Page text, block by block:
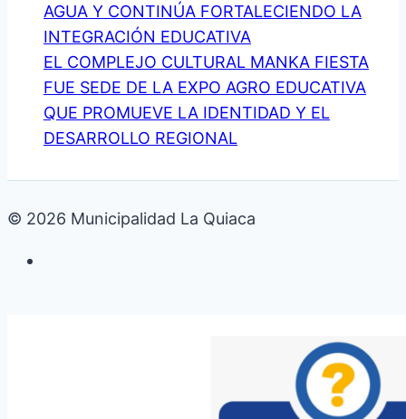
AGUA Y CONTINÚA FORTALECIENDO LA
INTEGRACIÓN EDUCATIVA
EL COMPLEJO CULTURAL MANKA FIESTA
FUE SEDE DE LA EXPO AGRO EDUCATIVA
QUE PROMUEVE LA IDENTIDAD Y EL
DESARROLLO REGIONAL
© 2026 Municipalidad La Quiaca